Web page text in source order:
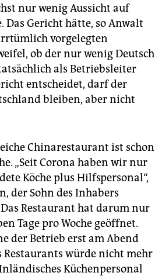
nur wenig Aussicht auf
Das Gericht hätte, so Anwalt
vorgelegten
ob der nur wenig Deutsch
als Betriebsleiter
entscheidet, darf der
bleiben, aber nicht
Chinarestaurant ist schon
„Seit Corona haben wir nur
Köche plus Hilfspersonal“,
der Sohn des Inhabers
Restaurant hat darum nur
Tage pro Woche geöffnet.
der Betrieb erst am Abend
Restaurants würde nicht mehr
Küchenpersonal